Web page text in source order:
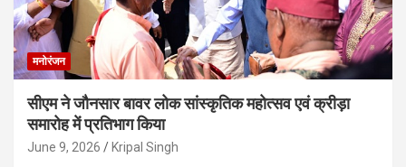
मनोरंजन
सीएम ने जौनसार बावर लोक सांस्कृतिक महोत्सव एवं क्रीड़ा
समारोह में प्रतिभाग किया
June 9, 2026 Kripal Singh